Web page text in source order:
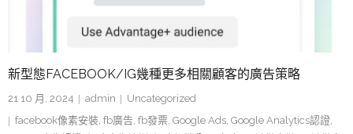
新型態FACEBOOK/IG幾種更多相關顧客的廣告策略
21 10 月, 2024 admin
Uncategorized
facebook像素安裝 fb廣告 fb發票 Google Ads Google Analytics認證